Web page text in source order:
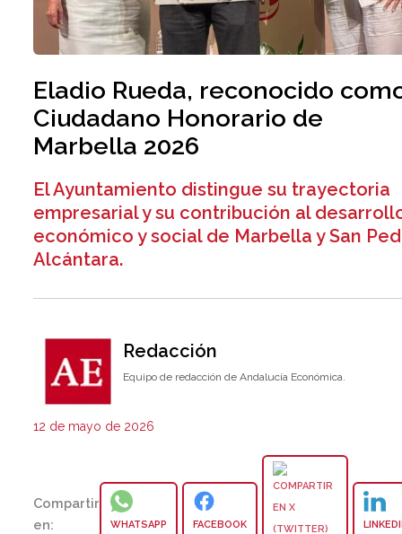
Eladio Rueda, reconocido
Ciudadano Honorario de
Marbella 2026
El Ayuntamiento distingue su trayectoria
empresarial y su contribución al
económico y social de Marbella y San
Alcántara.
Redacción
Equipo de redacción de Andalucía Económica.
12 de mayo de 2026
Compartir
en:
WHATSAPP FACEBOOK